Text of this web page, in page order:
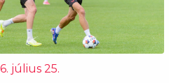
július 25.